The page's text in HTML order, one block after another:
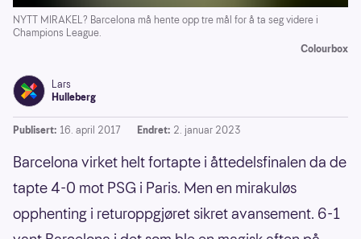
NYTT MIRAKEL? Barcelona må hente opp tre mål for å ta seg videre i
Champions League.
Colourbox
Lars
Hulleberg
Publisert: 16. april 2017 Endret: 2. januar 2023
Barcelona virket helt fortapte i åttedelsfinalen da de
tapte 4-0 mot PSG i Paris. Men en mirakuløs
opphenting i returoppgjøret sikret avansement. 6-1